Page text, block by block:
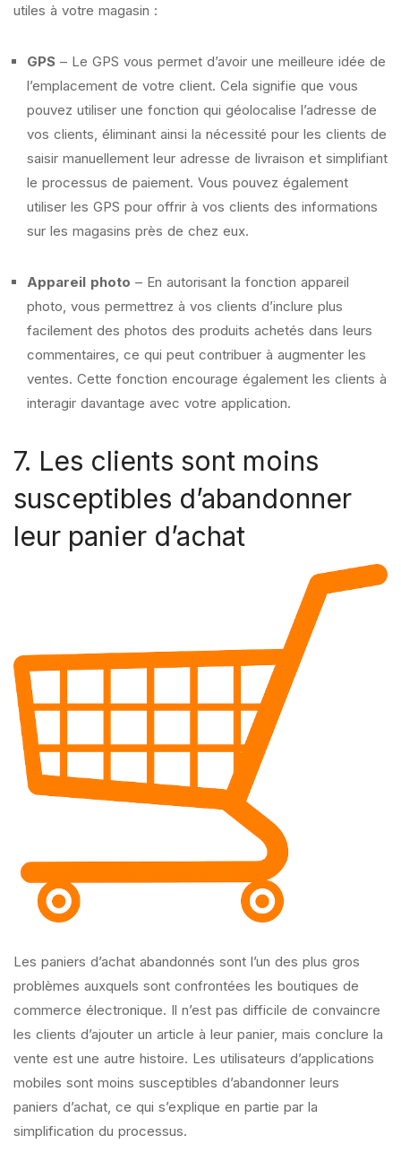
utiles à votre magasin :
GPS – Le GPS vous permet d’avoir une meilleure idée de
l’emplacement de votre client. Cela signifie que vous
pouvez utiliser une fonction qui géolocalise l’adresse de
vos clients, éliminant ainsi la nécessité pour les clients de
saisir manuellement leur adresse de livraison et simplifiant
le processus de paiement. Vous pouvez également
utiliser les GPS pour offrir à vos clients des informations
sur les magasins près de chez eux.
Appareil photo – En autorisant la fonction appareil
photo, vous permettrez à vos clients d’inclure plus
facilement des photos des produits achetés dans leurs
commentaires, ce qui peut contribuer à augmenter les
ventes. Cette fonction encourage également les clients à
interagir davantage avec votre application.
7. Les clients sont moins
susceptibles d’abandonner
leur panier d’achat
Les paniers d’achat abandonnés sont l’un des plus gros
problèmes auxquels sont confrontées les boutiques de
commerce électronique. Il n’est pas difficile de convaincre
les clients d’ajouter un article à leur panier, mais conclure la
vente est une autre histoire. Les utilisateurs d’applications
mobiles sont moins susceptibles d’abandonner leurs
paniers d’achat, ce qui s’explique en partie par la
simplification du processus.